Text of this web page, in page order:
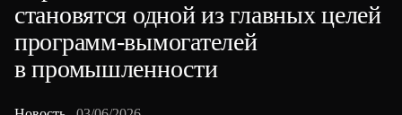
становятся одной из главных целей
программ‑вымогателей
в промышленности